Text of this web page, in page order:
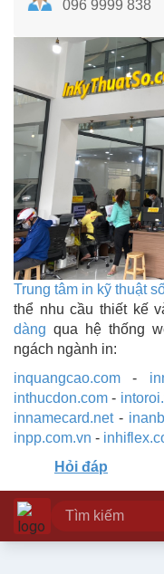
096 9999 838
Trung tâm in kỹ thuật
thể nhu cầu thiết kế
dàng qua hệ thống
ngách ngành in:
inquangcao.com -
inthucdon.com -
innamecard.net-
inpp.com.vn -
Hỏi đáp